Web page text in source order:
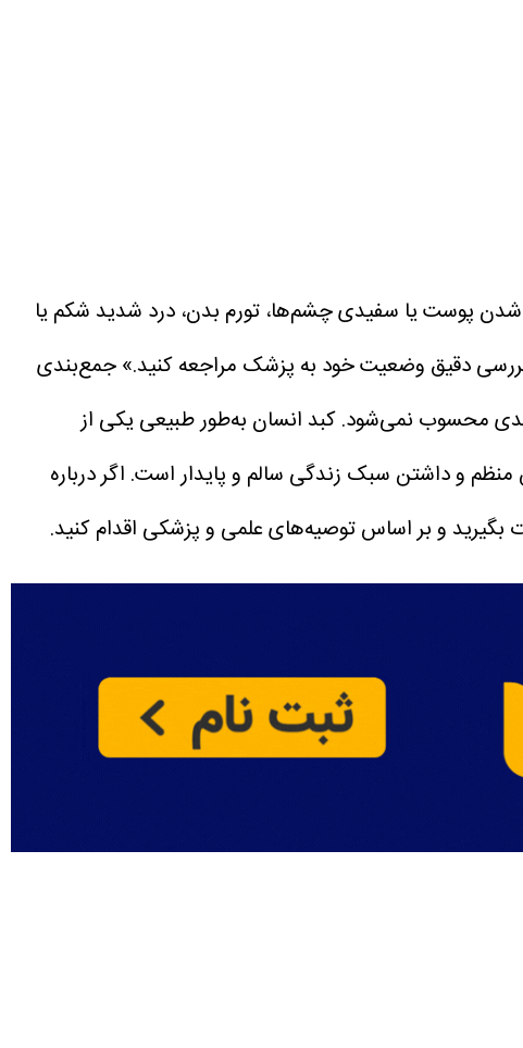
شدن پوست یا سفیدی چشم‌ها، تورم بدن، درد شدید شکم یا
دقیق وضعیت خود به پزشک مراجعه کنید.»جمع‌بندی
محسوب نمی‌شود. کبد انسان به‌طور طبیعی یکی از
منظم و داشتن سبک زندگی سالم و پایدار است. اگر درباره
بگیرید و بر اساس توصیه‌های علمی و پزشکی اقدام کنید.